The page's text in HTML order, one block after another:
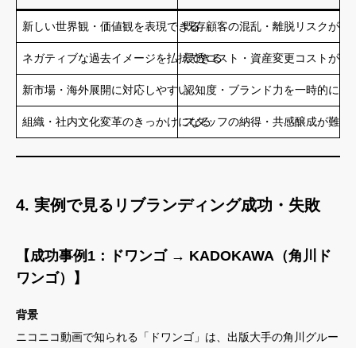
新しい世界観・価値観を表現できる既存顧客の混乱・離脱リスクがあ
ネガティブな過去イメージを払拭できる浸透コスト・資産変更コストが大
新市場・海外展開に対応しやすい認知度・ブランド力を一時的に失
組織・社内文化変革のきっかけになるスタッフの納得・共感醸成が難航
4. 実例で見るリブランディング成功・失敗
【成功事例1：ドワンゴ → KADOKAWA（角川ド
ワンゴ）】
背景
ニコニコ動画で知られる「ドワンゴ」は、出版大手の角川グルー